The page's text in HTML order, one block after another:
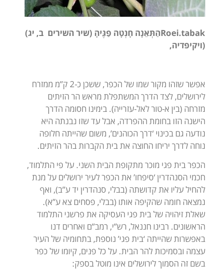
Roei.tabakהַתְּאֵנָה חָנְטָה פַגֶּיהָ (שיר השירים ב, יג)
(ויקיפדיה,
אפשר שזהו מקור שמו של הכפר, ששכן כ-2 ק”מ ממזרח
לירושלים, לצד הדרך המשתפלת מראש הר הזיתים
מזרחה (בין א-טור לאל-עזרייה). בימינו חסומה הדרך
הישנה הזו בחומת ההפרדה, אבל עד שזו נבנתה היא
נודעה גם בכינוי ‘דרך הכוהנים’, משום שהייתה חלופה
נוחה לדרך יריחו החוצה את בית הקברות בהר הזיתים.
הכפר בית פגי מוכר מתקופת הבית השני. על פי התלמוד,
חכמי הסנהדרין ‘סיפחו’ את הכפר לעיר ירושלים על מנת
להחיל עליו את קדושתה (בבלי, סנהדרין יד ע”ב), ואף
נמצאה חומה שהקיפה אותו (בבלי, פסחים צא ע”א).
שאלת זיהויה של בית פגי העסיקה את פרשני התלמוד
הראשונים. רבינו חננאל, רש”י, רמב”ם ואחרים דנו
באפשרות שהייתה ‘בית פגי’ נוספת, בתחומיה של העיר
עצמה ובסמיכות להר הבית. על כל פנים, קיומו של כפר
בשם זה הסמוך לירושלים אינו מוטל בספק: